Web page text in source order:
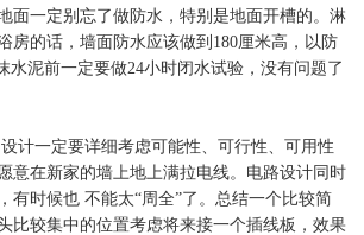
一定别忘了做防水，特别是地面开槽的。淋
房的话，墙面防水应该做到 180厘米高，以防
水泥前一定要做24小时闭水试验，没有问题了
计一定要详细考虑可能性、可行性、可用性
意在新家的墙上地上满拉电线。电路设计同时
有时候也 不能太“周全”了。总结一个比较简
比较集中的位置考虑将来接一个插线板，效果